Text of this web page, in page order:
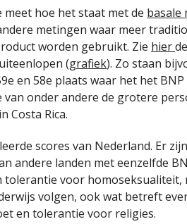
meet hoe het staat met de basale
metingen waar meer
worden gebruikt. Zie hier
(grafiek). Zo staan
en 58e plaats waar het het
van onder andere de grotere
Costa Rica.
scores van Nederland. Er
andere landen met eenzelfde
voor homoseksualiteit,
volgen, ook wat betreft
en tolerantie voor religies.